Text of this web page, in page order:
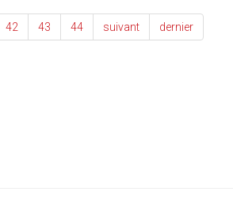
42 43 44 suivant dernier